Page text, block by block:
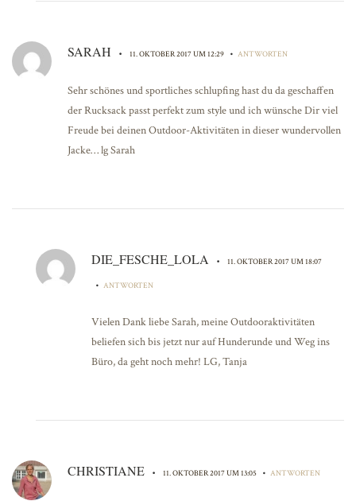
SARAH • 11. OKTOBER 2017 UM 12:29 • ANTWORTEN
Sehr schönes und sportliches schlupfing hast du da geschaffen
der Rucksack passt perfekt zum style und ich wünsche Dir viel
Freude bei deinen Outdoor-Aktivitäten in dieser wundervollen
Jacke… lg Sarah
DIE_FESCHE_LOLA • 11. OKTOBER 2017 UM 18:07
• ANTWORTEN
Vielen Dank liebe Sarah, meine Outdooraktivitäten
beliefen sich bis jetzt nur auf Hunderunde und Weg ins
Büro, da geht noch mehr! LG, Tanja
CHRISTIANE • 11. OKTOBER 2017 UM 13:05 • ANTWORTEN